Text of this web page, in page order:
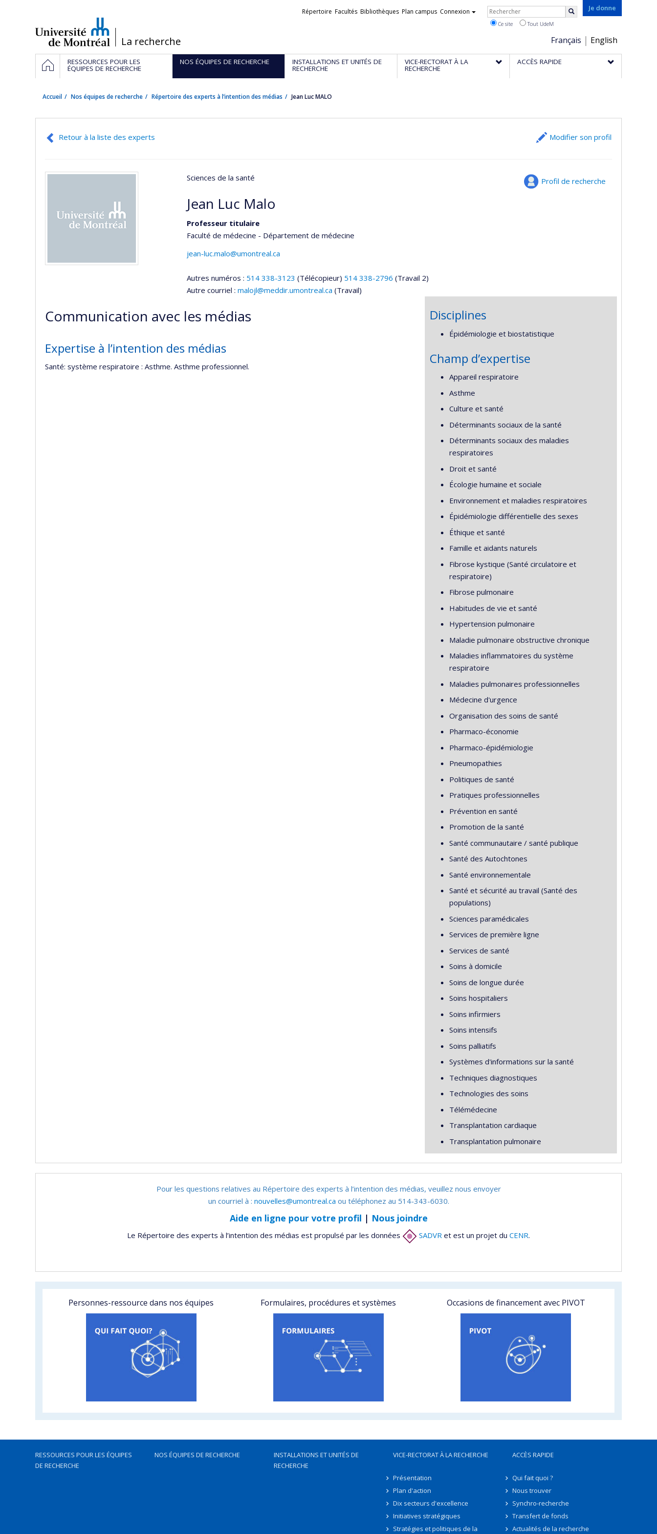
/La recherche
Je donne
Choix
de
la
Français English
Liens
Répertoire Facultés Bibliothèques Plan campus Connexion Rechercher
Ce site Tout UdeM
Navigation
principale
ACCUEILRESSOURCES POUR LES
ÉQUIPES DE RECHERCHE
NOS ÉQUIPES DE RECHERCHE INSTALLATIONS ET UNITÉS DE
RECHERCHE
VICE-RECTORAT À LA
RECHERCHE
ACCÈS RAPIDE
Accueil Nos équipes de recherche Répertoire des experts à l’intention des médias Jean Luc MALO
Retour à la liste des experts Modifier son profil
Profil de recherche
Sciences de la santé
Jean Luc Malo
Professeur titulaire
Faculté de médecine - Département de médecine
jean-luc.malo@umontreal.ca
Autres numéros : 514 338-3123 (Télécopieur) 514 338-2796 (Travail 2)
Autre courriel : malojl@meddir.umontreal.ca (Travail)
Communication avec les médias
Expertise à l’intention des médias
Santé: système respiratoire : Asthme. Asthme professionnel.
Disciplines
Épidémiologie et biostatistique
Champ d’expertise
Appareil respiratoire
Asthme
Culture et santé
Déterminants sociaux de la santé
Déterminants sociaux des maladies
respiratoires
Droit et santé
Écologie humaine et sociale
Environnement et maladies respiratoires
Épidémiologie différentielle des sexes
Éthique et santé
Famille et aidants naturels
Fibrose kystique (Santé circulatoire et
respiratoire)
Fibrose pulmonaire
Habitudes de vie et santé
Hypertension pulmonaire
Maladie pulmonaire obstructive chronique
Maladies inflammatoires du système
respiratoire
Maladies pulmonaires professionnelles
Médecine d'urgence
Organisation des soins de santé
Pharmaco-économie
Pharmaco-épidémiologie
Pneumopathies
Politiques de santé
Pratiques professionnelles
Prévention en santé
Promotion de la santé
Santé communautaire / santé publique
Santé des Autochtones
Santé environnementale
Santé et sécurité au travail (Santé des
populations)
Sciences paramédicales
Services de première ligne
Services de santé
Soins à domicile
Soins de longue durée
Soins hospitaliers
Soins infirmiers
Soins intensifs
Soins palliatifs
Systèmes d'informations sur la santé
Techniques diagnostiques
Technologies des soins
Télémédecine
Transplantation cardiaque
Transplantation pulmonaire
Pour les questions relatives au Répertoire des experts à l’intention des médias, veuillez nous envoyer
un courriel à : nouvelles@umontreal.ca ou téléphonez au 514-343-6030.
Aide en ligne pour votre profil | Nous joindre
Le Répertoire des experts à l’intention des médias est propulsé par les données SADVR et est un projet du CENR.
Personnes-ressource dans nos équipes Formulaires, procédures et systèmes Occasions de financement avec PIVOT
RESSOURCES POUR LES ÉQUIPES
DE RECHERCHE
NOS ÉQUIPES DE RECHERCHE
INSTALLATIONS ET UNITÉS DE
RECHERCHE
VICE-RECTORAT À LA RECHERCHE
Présentation
Plan d'action
Dix secteurs d'excellence
Initiatives stratégiques
Stratégies et politiques de la
ACCÈS RAPIDE
Qui fait quoi ?
Nous trouver
Synchro-recherche
Transfert de fonds
Actualités de la recherche